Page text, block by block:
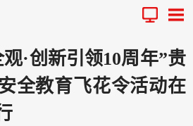
·创新引领10周年”贵
全教育飞花令活动在